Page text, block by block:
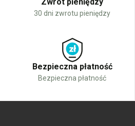
30 dni zwrotu pieniędzy
Bezpieczna płatność
Bezpieczna płatność